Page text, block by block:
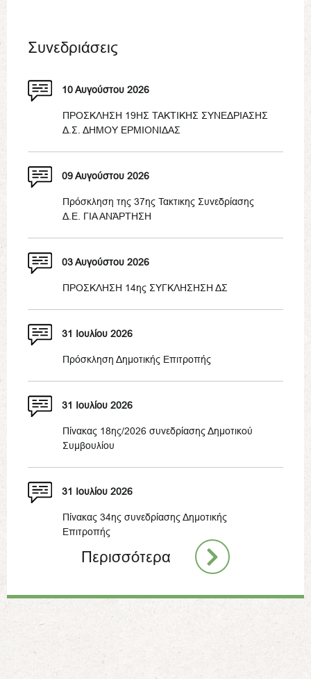
Συνεδριάσεις
10 Αυγούστου 2026
ΠΡΟΣΚΛΗΣΗ 19ΗΣ ΤΑΚΤΙΚΗΣ ΣΥΝΕΔΡΙΑΣΗΣ
Δ.Σ. ΔΗΜΟΥ ΕΡΜΙΟΝΙΔΑΣ
09 Αυγούστου 2026
Πρόσκληση της 37ης Τακτικης Συνεδρίασης
Δ.Ε. ΓΙΑ ΑΝΆΡΤΗΣΗ
03 Αυγούστου 2026
ΠΡΟΣΚΛΗΣΗ 14ης ΣΥΓΚΛΗΣΗΣΗ ΔΣ
31 Ιουλίου 2026
Πρόσκληση Δημοτικής Επιτροπής
31 Ιουλίου 2026
Πίνακας 18ης/2026 συνεδρίασης Δημοτικού
Συμβουλίου
31 Ιουλίου 2026
Πίνακας 34ης συνεδρίασης Δημοτικής
Επιτροπής
Περισσότερα